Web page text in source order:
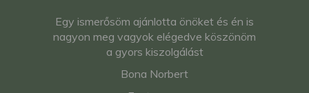
Egy ismerősöm ajánlotta önöket és én is
nagyon meg vagyok elégedve köszönöm
a gyors kiszolgálást
Bona Norbert